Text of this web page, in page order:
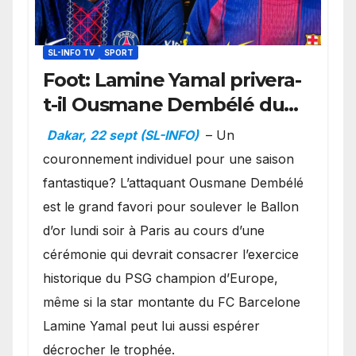
SL-INFO TV SPORT
Foot: Lamine Yamal privera-
t-il Ousmane Dembélé du
Ballon d’or ?
Dakar, 22 sept (SL-INFO) – Un
couronnement individuel pour une saison
fantastique? L’attaquant Ousmane Dembélé
est le grand favori pour soulever le Ballon
d’or lundi soir à Paris au cours d’une
cérémonie qui devrait consacrer l’exercice
historique du PSG champion d’Europe,
même si la star montante du FC Barcelone
Lamine Yamal peut lui aussi espérer
décrocher le trophée.